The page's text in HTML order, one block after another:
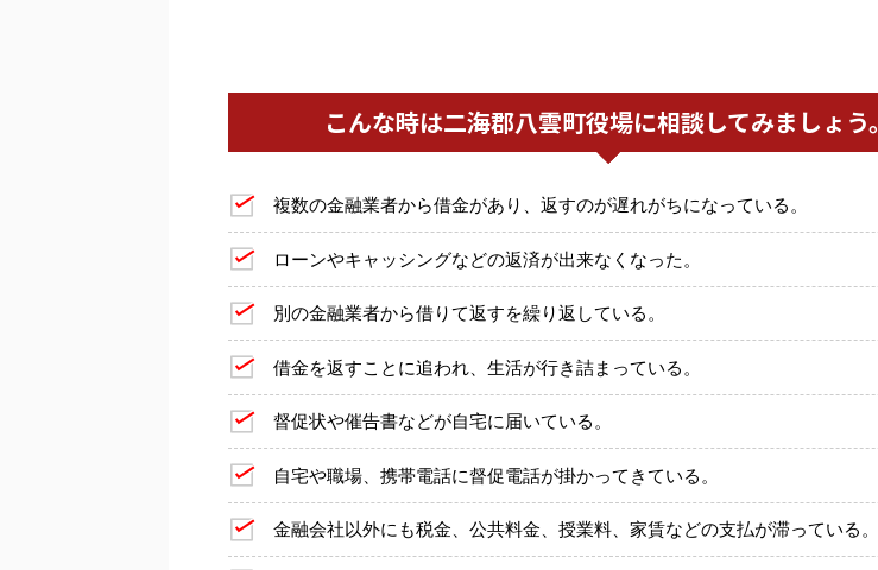
こんな時は二海郡八雲町役場に相談してみましょう。
複数の金融業者から借金があり、返すのが遅れがちになっている。
ローンやキャッシングなどの返済が出来なくなった。
別の金融業者から借りて返すを繰り返している。
借金を返すことに追われ、生活が行き詰まっている。
督促状や催告書などが自宅に届いている。
自宅や職場、携帯電話に督促電話が掛かってきている。
金融会社以外にも税金、公共料金、授業料、家賃などの支払が滞っている。